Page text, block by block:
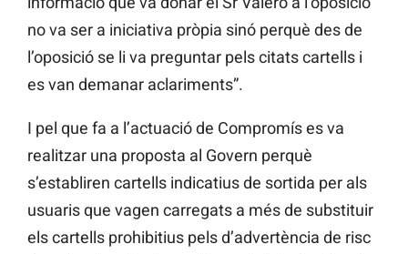
no va ser a iniciativa pròpia sinó perquè des de
l’oposició se li va preguntar pels citats cartells i
es van demanar aclariments”.
I pel que fa a l’actuació de Compromís es va
realitzar una proposta al Govern perquè
s’establiren cartells indicatius de sortida per als
usuaris que vagen carregats a més de substituir
els cartells prohibitius pels d’advertència de risc